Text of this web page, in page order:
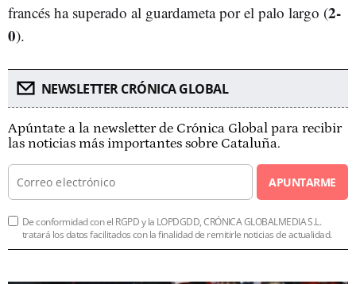
francés ha superado al guardameta por el palo largo (2-
0).
NEWSLETTER CRÓNICA GLOBAL
Apúntate a la newsletter de Crónica Global para recibir
las noticias más importantes sobre Cataluña.
APUNTARME
De conformidad con el RGPD y la LOPDGDD, CRÓNICA GLOBALMEDIA S.L.
tratará los datos facilitados con la finalidad de remitirle noticias de actualidad.